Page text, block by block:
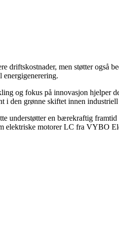
men støtter også
og fokus på innovasjon hjelper
i den grønne skiftet innen
understøtter en bærekraftig
elektriske motorer LC fra VYBO